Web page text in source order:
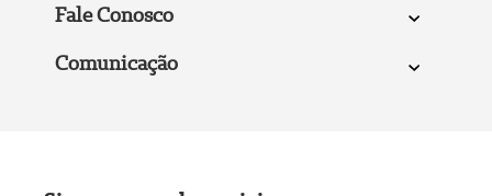
Fale Conosco
Comunicação